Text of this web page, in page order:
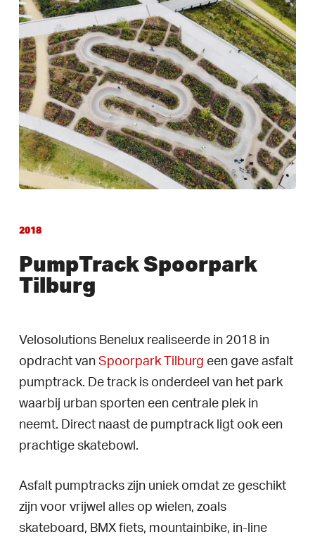
2018
PumpTrack Spoorpark
Tilburg
Velosolutions Benelux realiseerde in 2018 in
opdracht vanSpoorpark Tilburg een gave asfalt
pumptrack. De track is onderdeel van het park
waarbij urban sporten een centrale plek in
neemt. Direct naast de pumptrack ligt ook een
prachtige skatebowl.
Asfalt pumptracks zijn uniek omdat ze geschikt
zijn voor vrijwel alles op wielen, zoals
skateboard, BMX fiets, mountainbike, in-line